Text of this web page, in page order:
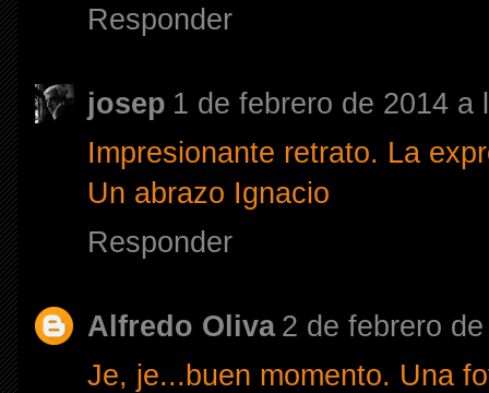
Responder
josep 1 de febrero de 2014 a
Impresionante retrato. La
Un abrazo Ignacio
Responder
Alfredo Oliva 2 de febrero
Je, je...buen momento. Una